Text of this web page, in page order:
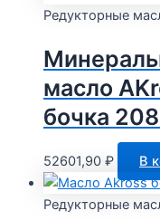
Редукторные
масло
бочка
52601,90 ₽ В
Редукторные